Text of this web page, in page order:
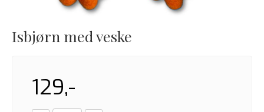
Isbjørn med veske
129,-